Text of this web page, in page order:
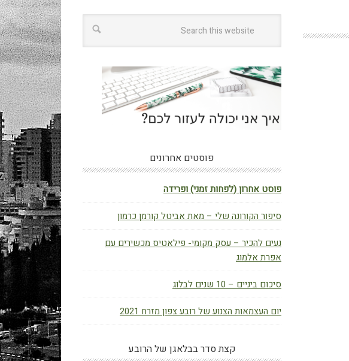
פוסטים אחרונים
פוסט אחרון (לפחות זמני) ופרידה
סיפור הקורונה שלי – מאת אביטל קורמן כרמון
נעים להכיר – עסק מקומי- פילאטיס מכשירים עם
אפרת אלמוג
סיכום ביניים – 10 שנים לבלוג
יום העצמאות הצנוע של רובע צפון מזרח 2021
קצת סדר בבלאגן של הרובע